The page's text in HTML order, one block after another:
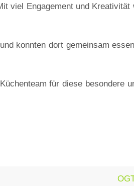
viel Engagement und Kreativität
konnten dort gemeinsam
für diese besondere